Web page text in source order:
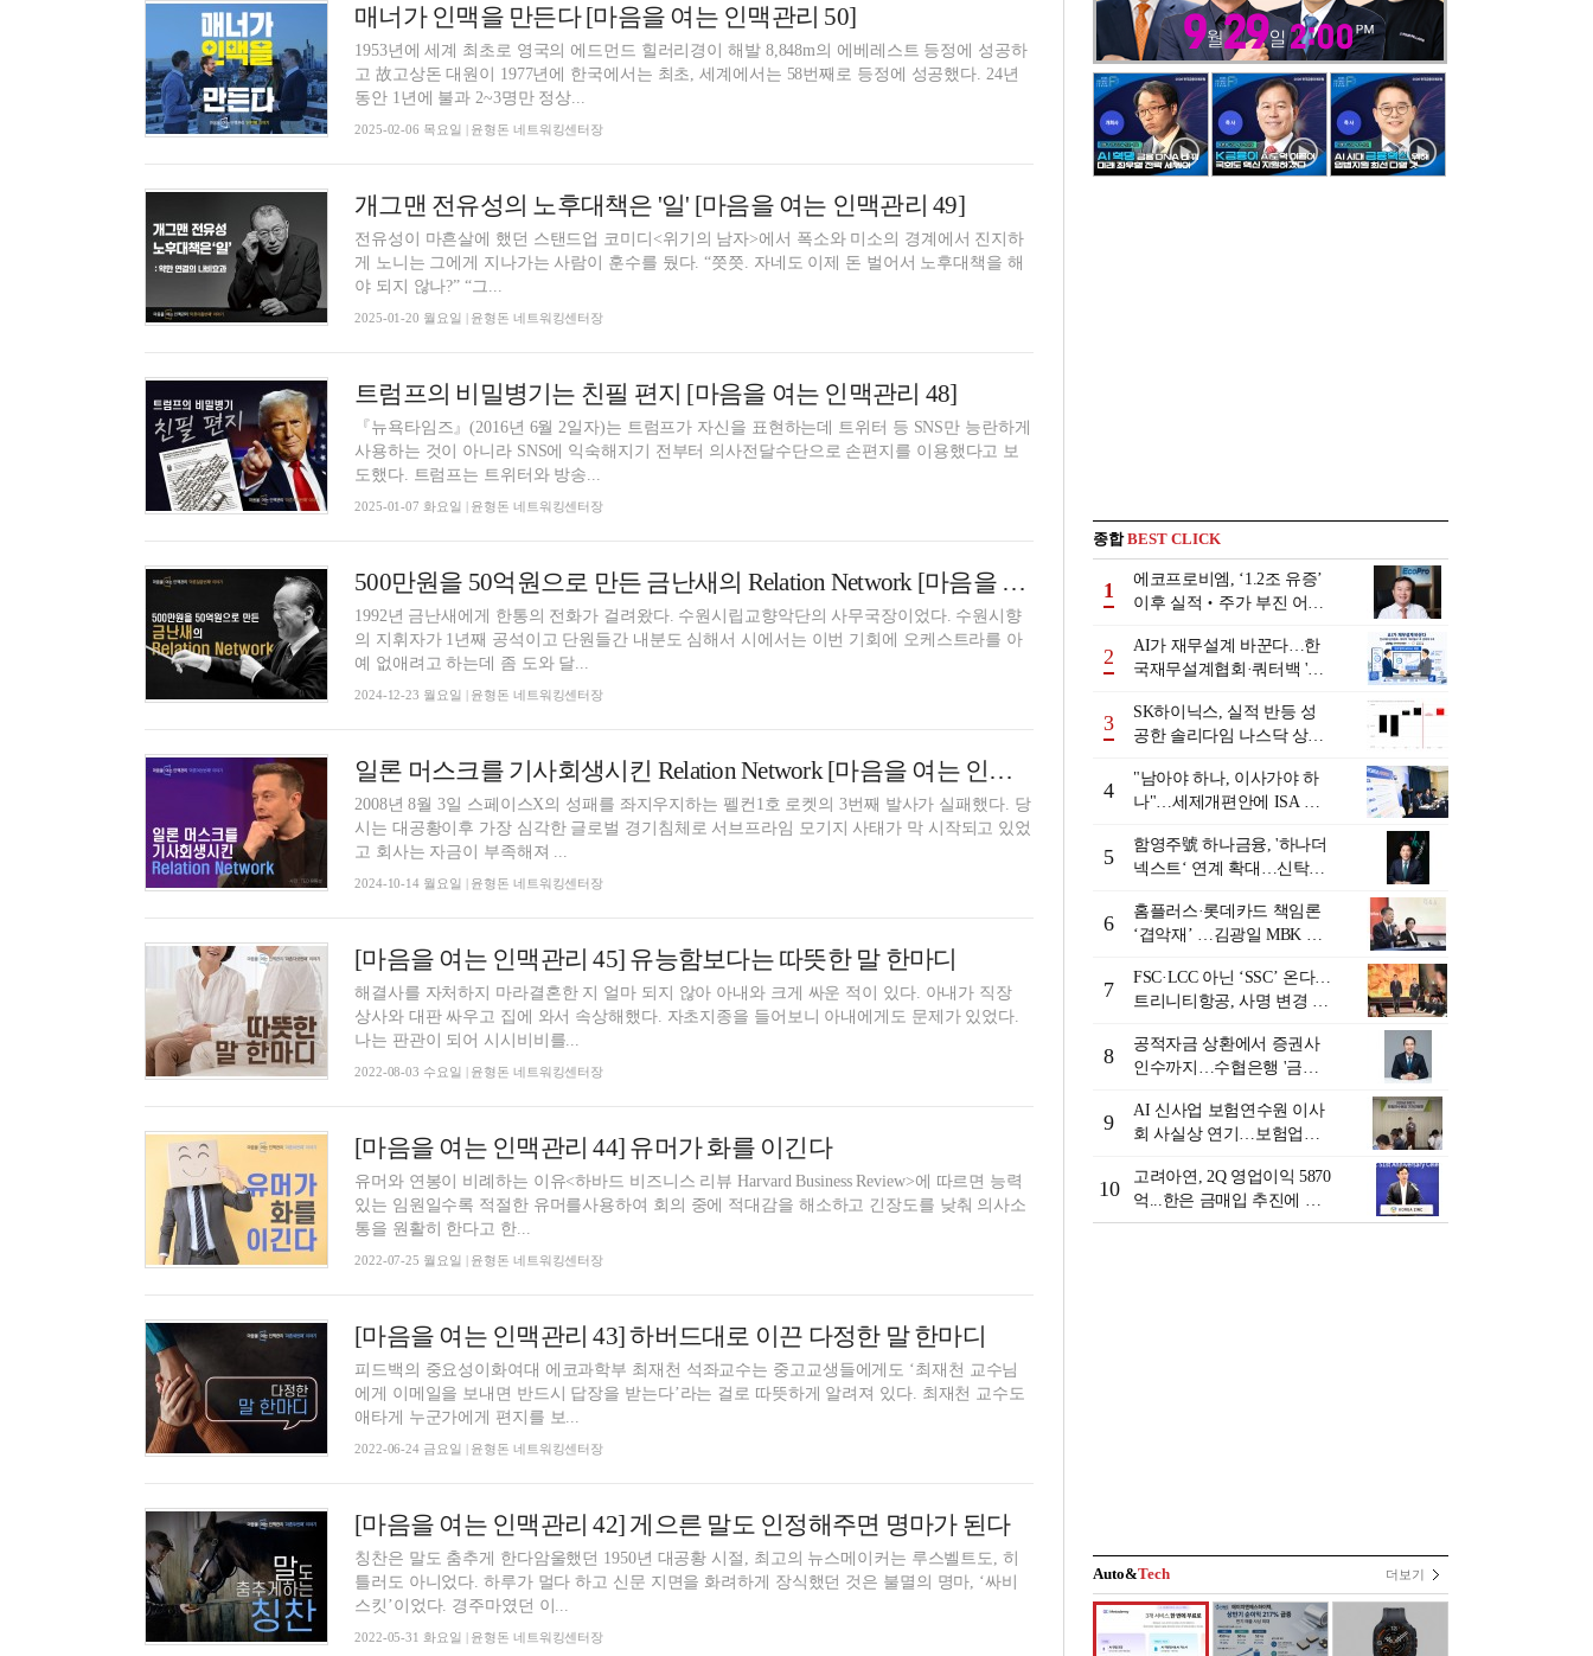
매너가 인맥을 만든다 [마음을 여는 인맥관리 50]
1953년에 세계 최초로 영국의 에드먼드 힐러리경이 해발 8,848m의 에베레스트 등정에 성공하
고 故고상돈 대원이 1977년에 한국에서는 최초, 세계에서는 58번째로 등정에 성공했다. 24년
동안 1년에 불과 2~3명만 정상...
2025-02-06 목요일 | 윤형돈 네트워킹센터장
개그맨 전유성의 노후대책은 '일' [마음을 여는 인맥관리 49]
전유성이 마흔살에 했던 스탠드업 코미디<위기의 남자>에서 폭소와 미소의 경계에서 진지하
게 노니는 그에게 지나가는 사람이 훈수를 뒀다. “쯧쯧. 자네도 이제 돈 벌어서 노후대책을 해
야 되지 않나?” “그...
2025-01-20 월요일 | 윤형돈 네트워킹센터장
트럼프의 비밀병기는 친필 편지 [마음을 여는 인맥관리 48]
『뉴욕타임즈』(2016년 6월 2일자)는 트럼프가 자신을 표현하는데 트위터 등 SNS만 능란하게
사용하는 것이 아니라 SNS에 익숙해지기 전부터 의사전달수단으로 손편지를 이용했다고 보
도했다. 트럼프는 트위터와 방송...
2025-01-07 화요일 | 윤형돈 네트워킹센터장
500만원을 50억원으로 만든 금난새의 Relation Network [마음을 여는 인맥관리 47]
1992년 금난새에게 한통의 전화가 걸려왔다. 수원시립교향악단의 사무국장이었다. 수원시향
의 지휘자가 1년째 공석이고 단원들간 내분도 심해서 시에서는 이번 기회에 오케스트라를 아
예 없애려고 하는데 좀 도와 달...
2024-12-23 월요일 | 윤형돈 네트워킹센터장
일론 머스크를 기사회생시킨 Relation Network [마음을 여는 인맥관리 46]
2008년 8월 3일 스페이스X의 성패를 좌지우지하는 펠컨1호 로켓의 3번째 발사가 실패했다. 당
시는 대공황이후 가장 심각한 글로벌 경기침체로 서브프라임 모기지 사태가 막 시작되고 있었
고 회사는 자금이 부족해져 ...
2024-10-14 월요일 | 윤형돈 네트워킹센터장
[마음을 여는 인맥관리 45] 유능함보다는 따뜻한 말 한마디
해결사를 자처하지 마라결혼한 지 얼마 되지 않아 아내와 크게 싸운 적이 있다. 아내가 직장
상사와 대판 싸우고 집에 와서 속상해했다. 자초지종을 들어보니 아내에게도 문제가 있었다.
나는 판관이 되어 시시비비를...
2022-08-03 수요일 | 윤형돈 네트워킹센터장
[마음을 여는 인맥관리 44] 유머가 화를 이긴다
유머와 연봉이 비례하는 이유<하바드 비즈니스 리뷰 Harvard Business Review>에 따르면 능력
있는 임원일수록 적절한 유머를사용하여 회의 중에 적대감을 해소하고 긴장도를 낮춰 의사소
통을 원활히 한다고 한...
2022-07-25 월요일 | 윤형돈 네트워킹센터장
[마음을 여는 인맥관리 43] 하버드대로 이끈 다정한 말 한마디
피드백의 중요성이화여대 에코과학부 최재천 석좌교수는 중고교생들에게도 ‘최재천 교수님
에게 이메일을 보내면 반드시 답장을 받는다’라는 걸로 따뜻하게 알려져 있다. 최재천 교수도
애타게 누군가에게 편지를 보...
2022-06-24 금요일 | 윤형돈 네트워킹센터장
[마음을 여는 인맥관리 42] 게으른 말도 인정해주면 명마가 된다
칭찬은 말도 춤추게 한다암울했던 1950년 대공황 시절, 최고의 뉴스메이커는 루스벨트도, 히
틀러도 아니었다. 하루가 멀다 하고 신문 지면을 화려하게 장식했던 것은 불멸의 명마, ‘싸비
스킷’이었다. 경주마였던 이...
2022-05-31 화요일 | 윤형돈 네트워킹센터장
종합BEST CLICK
1
에코프로비엠, ‘1.2조 유증’
이후 실적‧주가 부진 어쩌
2
AI가 재무설계 바꾼다…한
국재무설계협회·쿼터백 '베
3
SK하이닉스, 실적 반등 성
공한 솔리다임 나스닥 상장
4
"남아야 하나, 이사가야 하
나"…세제개편안에 ISA 투
5
함영주號 하나금융, '하나더
넥스트‘ 연계 확대…신탁수
니어 비즈니스 돋보기]
6
홈플러스·롯데카드 책임론
‘겹악재’ …김광일 MBK 부
7
FSC·LCC 아닌 ‘SSC’ 온다…
트리니티항공, 사명 변경 넘
8
공적자금 상환에서 증권사
인수까지…수협은행 '금융
행 금융그룹의 꿈①]
9
AI 신사업 보험연수원 이사
회 사실상 연기…보험업계
[보험연수원 AI사업 논란]
10
고려아연, 2Q 영업이익 5870
억...한은 금매입 추진에 주
가 상승세
Auto&Tech 더보기